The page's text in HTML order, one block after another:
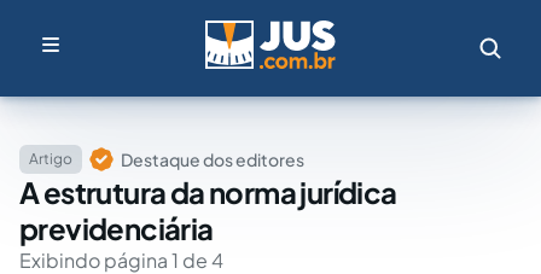
Artigo Destaque dos editores
A estrutura da norma jurídica
previdenciária
Exibindo página 1 de 4